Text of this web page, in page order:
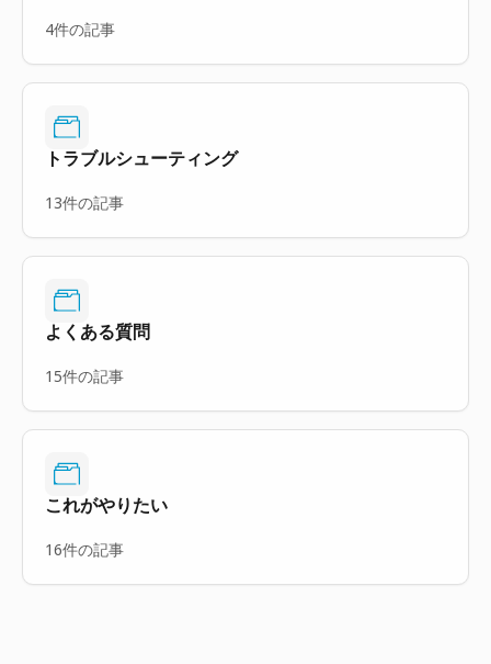
4件の記事
トラブルシューティング
13件の記事
よくある質問
15件の記事
これがやりたい
16件の記事